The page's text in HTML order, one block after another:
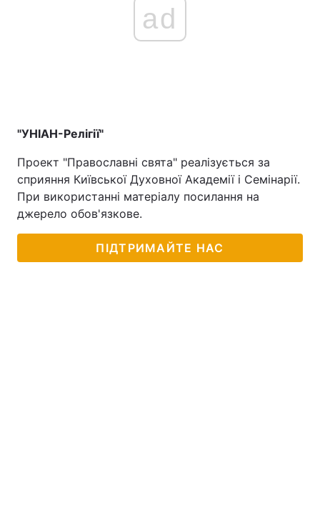
ad
"УНІАН-Релігії"
Проект "Православні свята" реалізується за
сприяння Київської Духовної Академії і Семінарії.
При використанні матеріалу посилання на
джерело обов'язкове.
ПІДТРИМАЙТЕ НАС